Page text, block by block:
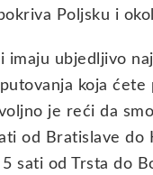
Poljsku i
imaju ubjedljivo
koja ćete
je reći da
od Bratislave do
sati od Trsta do